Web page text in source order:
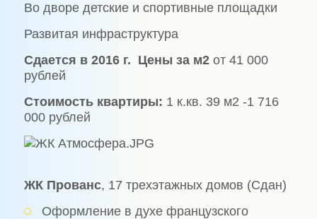
Во дворе детские и спортивные площадки
Развитая инфраструктура
Сдается в 2016 г. Цены за м2 от 41 000
рублей
Стоимость квартиры: 1 к.кв. 39 м2 -1 716
000 рублей
ЖК Прованс, 17 трехэтажных домов (Сдан)
Оформление в духе французского